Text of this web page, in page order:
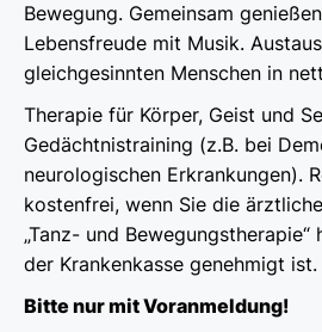
Bewegung. Gemeinsam
Lebensfreude mit Musik.
gleichgesinnten Menschen in
Therapie für Körper, Geist und
Gedächtnistraining (z.B. bei
neurologischen Erkrankungen).
kostenfrei, wenn Sie die
„Tanz- und
der Krankenkasse genehmigt ist.
Bitte nur mit Voranmeldung!